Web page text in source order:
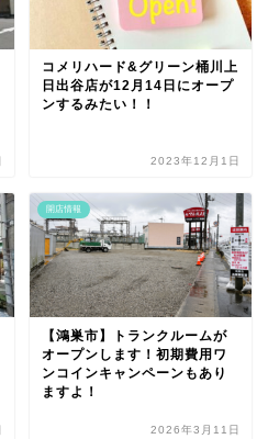
コメリハード&グリーン桶川上
日出谷店が12月14日にオープ
ンするみたい！！
2023年12月1日
開店情報
【鴻巣市】トランクルームが
オープンします！初期費用ワ
ンコインキャンペーンもあり
ますよ！
2026年3月11日